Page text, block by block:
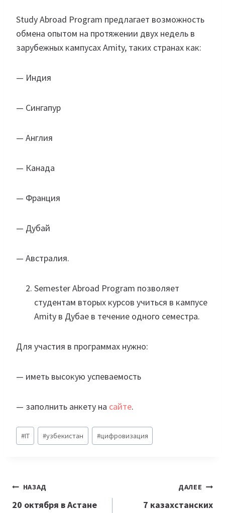
Study Abroad Program предлагает возможность
обмена опытом на протяжении двух недель в
зарубежных кампусах Amity, таких странах как:
— Индия
— Сингапур
— Англия
— Канада
— Франция
— Дубай
— Австралия.
Semester Abroad Program позволяет
студентам вторых курсов учиться в кампусе
Amity в Дубае в течение одного семестра.
Для участия в программах нужно:
— иметь высокую успеваемость
— заполнить анкету на сайте.
Метки
записи:
#IT #узбекистан #цифровизация
Навигация
по
НАЗАД
20 октября в Астане
ДАЛЕЕ
7 казахстанских